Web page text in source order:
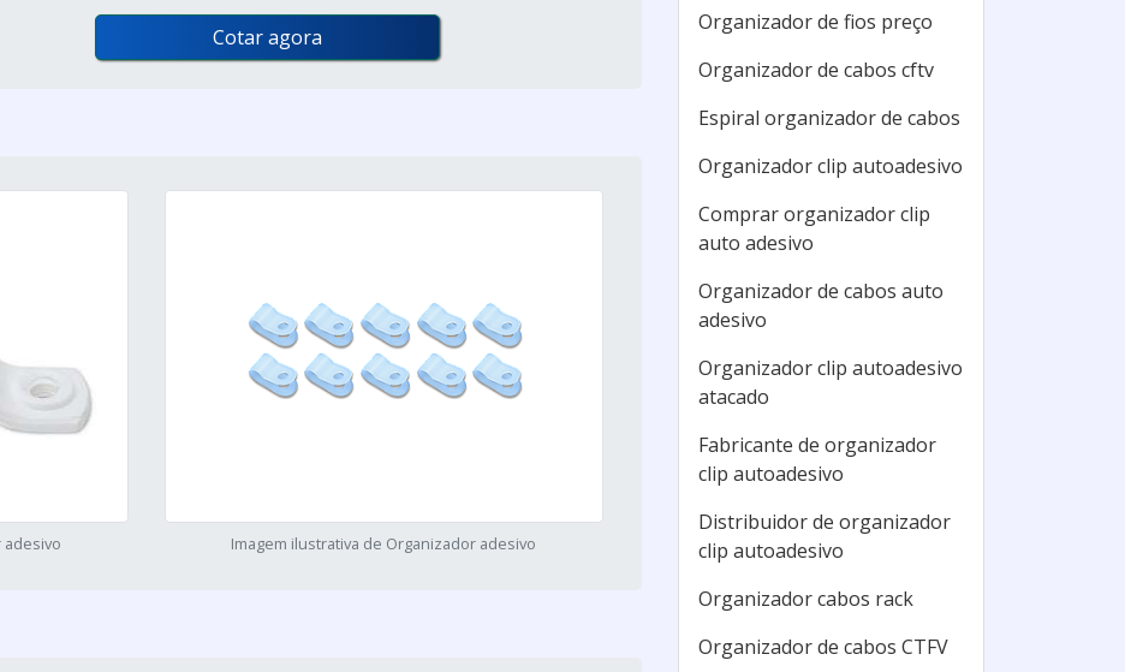
Cotar agora
adesivo Imagem ilustrativa de Organizador adesivo
Organizador de fios preço
Organizador de cabos cftv
Espiral organizador de cabos
Organizador clip autoadesivo
Comprar organizador clip
auto adesivo
Organizador de cabos auto
adesivo
Organizador clip autoadesivo
atacado
Fabricante de organizador
clip autoadesivo
Distribuidor de organizador
clip autoadesivo
Organizador cabos rack
Organizador de cabos CTFV